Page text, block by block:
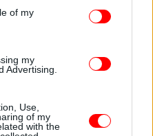
of my
my
Advertising.
Use,
of my
with the
μεγαλύτερη επιδείνωση
τους
πανδημίας», εξηγεί η